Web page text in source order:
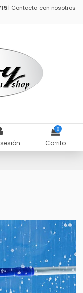
| Contacta con nosotros
0
Carrito